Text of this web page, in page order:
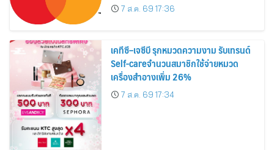
7 ส.ค. 69 17:36
เคทีซี–เจซีบี รุกหมวดความงาม รับเทรนด์
Self-careจำนวนสมาชิกใช้จ่ายหมวด
เครื่องสำอางเพิ่ม 26%
7 ส.ค. 69 17:34